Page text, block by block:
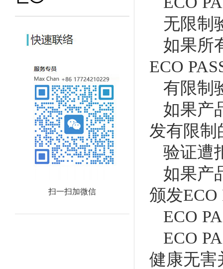
扫一扫加微信
无限制
如果所
ECO
有限制
如果产
发有限制
验证遭
如果产
颁发ECO
ECO
ECO
健康无害